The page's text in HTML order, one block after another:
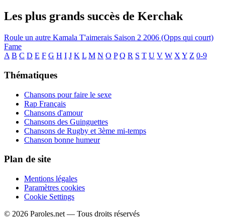
Les plus grands succès de Kerchak
Roule un autre Kamala T'aimerais Saison 2 2006 (Opps qui court)
Fame
A B C D E F G H I J K L M N O P Q R S T U V W X Y Z 0-9
Thématiques
Chansons pour faire le sexe
Rap Français
Chansons d'amour
Chansons des Guinguettes
Chansons de Rugby et 3ème mi-temps
Chanson bonne humeur
Plan de site
Mentions légales
Paramètres cookies
Cookie Settings
© 2026 Paroles.net — Tous droits réservés